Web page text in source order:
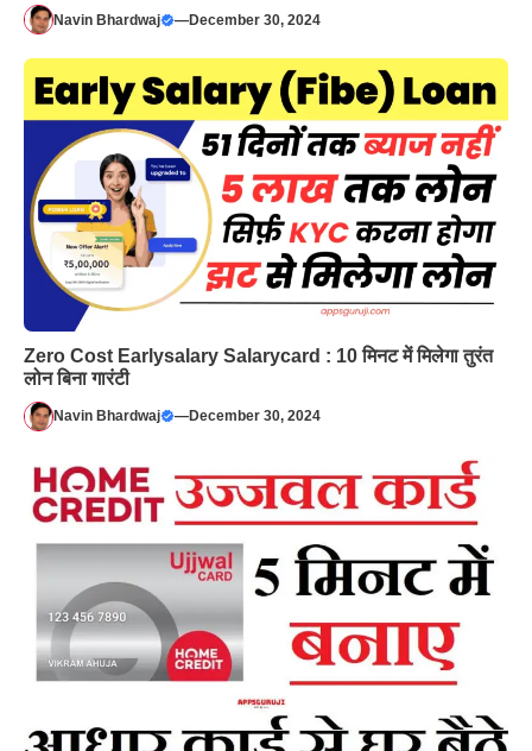
Navin Bhardwaj —December 30, 2024
Zero Cost Earlysalary Salarycard : 10 मिनट में मिलेगा तुरंत
लोन बिना गारंटी
Navin Bhardwaj —December 30, 2024